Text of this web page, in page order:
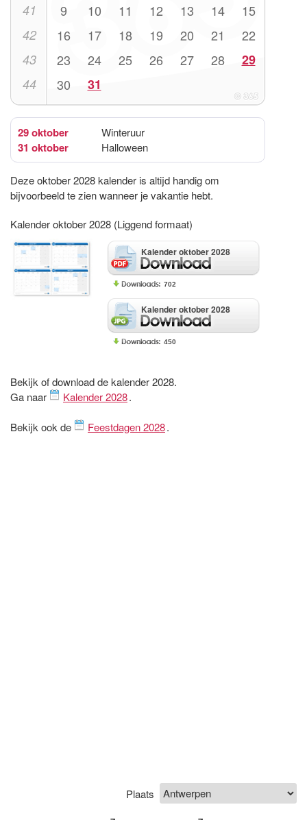
41 9 10 11 12 13 14 15
42 16 17 18 19 20 21 22
43 23 24 25 26 27 28 29
44 30 31
29 oktober Winteruur
31 oktober Halloween
Deze oktober 2028 kalender is altijd handig om
bijvoorbeeld te zien wanneer je vakantie hebt.
Kalender oktober 2028 (Liggend formaat)
Kalender oktober 2028
702
Kalender oktober 2028
450
Bekijk of download de kalender 2028.
Ga naar
Kalender 2028.
Bekijk ook de Feestdagen 2028.
Plaats